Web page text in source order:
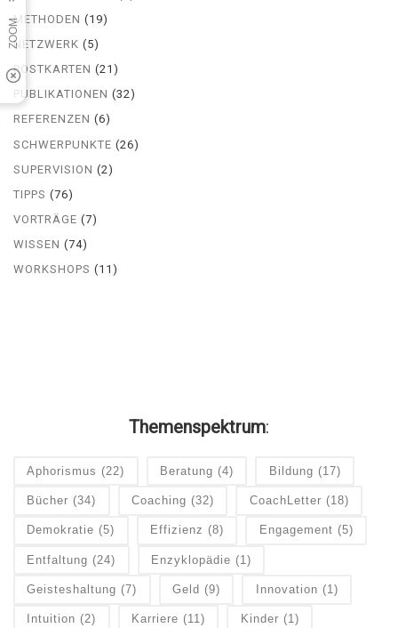
METHODEN (19)
NETZWERK (5)
POSTKARTEN (21)
PUBLIKATIONEN (32)
REFERENZEN (6)
SCHWERPUNKTE (26)
SUPERVISION (2)
TIPPS (76)
VORTRÄGE (7)
WISSEN (74)
WORKSHOPS (11)
Themenspektrum:
Aphorismus (22) Beratung (4) Bildung (17)
Bücher (34) Coaching (32) CoachLetter (18)
Demokratie (5) Effizienz (8) Engagement (5)
Entfaltung (24) Enzyklopädie (1)
Geisteshaltung (7) Geld (9) Innovation (1)
Intuition (2) Karriere (11) Kinder (1)